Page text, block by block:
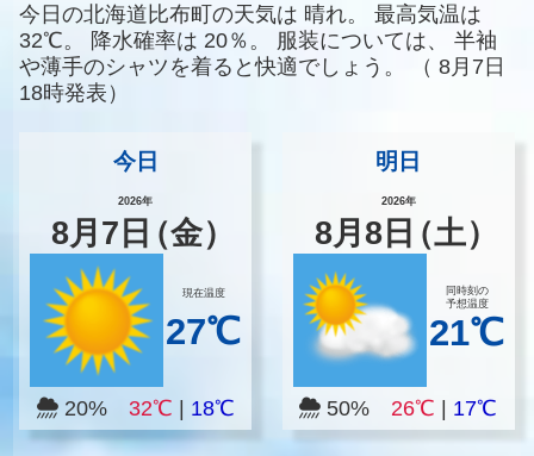
今日の北海道比布町の天気は 晴れ。
最高気温は
32℃。
降水確率は 20％。 服装については、
半袖
や薄手のシャツを着ると快適でしょう。
（ 8月7日
18時発表）
今日
2026年
8月 7 日（金）
現在温度
27℃
20% 32℃ 18℃
明日
2026年
8月8 日（土）
同時刻の
予想温度
21℃
50% 26℃ 17℃